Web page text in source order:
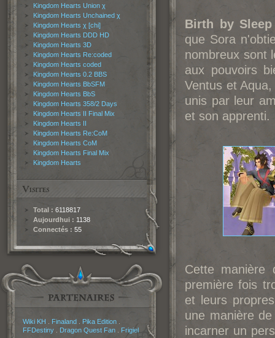
Kingdom Hearts Union χ
Kingdom Hearts Unchained χ
Kingdom Hearts χ [chi]
Kingdom Hearts DDD HD
Kingdom Hearts 3D
Kingdom Hearts Re:coded
Kingdom Hearts coded
Kingdom Hearts 0.2 BBS
Kingdom Hearts BbSFM
Kingdom Hearts BbS
Kingdom Hearts 358/2 Days
Kingdom Hearts II Final Mix
Kingdom Hearts II
Kingdom Hearts Re:CoM
Kingdom Hearts CoM
Kingdom Hearts Final Mix
Kingdom Hearts
Total : 6118817
Aujourdhui : 1138
Connectés : 55
Wiki KH Finaland Pika Edition
FFDestiny
Dragon Quest Fan Frigiel
Birth by Sleep
que Sora
nombreux sont
aux pouvoirs
Ventus et
unis par leur
et son apprenti.
Cette manière
première fois
et leurs
une manière
incarner un